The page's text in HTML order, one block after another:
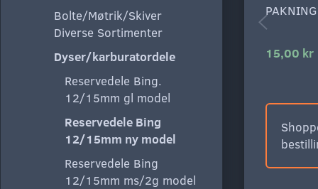
Bolte/Møtrik/Skiver
Diverse Sortimenter
Dyser/karburatordele
Reservedele Bing.
12/15mm gl model
Reservedele Bing
12/15mm ny model
Reservedele Bing
12/15mm ms/2g model
15,00 kr